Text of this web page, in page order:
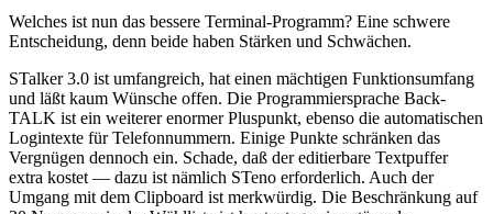
Welches ist nun das bessere Terminal-Programm? Eine schwere
Entscheidung, denn beide haben Stärken und Schwächen.
STalker 3.0 ist umfangreich, hat einen mächtigen Funktionsumfang
und läßt kaum Wünsche offen. Die Programmiersprache Back-
TALK ist ein weiterer enormer Pluspunkt, ebenso die automatischen
Logintexte für Telefonnummern. Einige Punkte schränken das
Vergnügen dennoch ein. Schade, daß der editierbare Textpuffer
extra kostet — dazu ist nämlich STeno erforderlich. Auch der
Umgang mit dem Clipboard ist merkwürdig. Die Beschränkung auf